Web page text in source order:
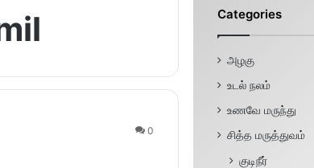
0
Categories
அழகு
உடல் நலம்
உணவே மருந்து
சித்த மருத்துவம்
குடிநீர்